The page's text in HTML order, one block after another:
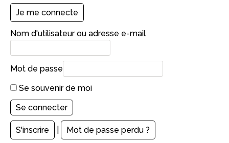
Je me connecte
Nom d'utilisateur ou adresse e-mail
Mot de passe
Se souvenir de moi
S'inscrire Mot de passe perdu ?